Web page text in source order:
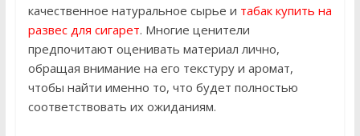
качественное натуральное сырье и табак купить на
развес для сигарет. Многие ценители
предпочитают оценивать материал лично,
обращая внимание на его текстуру и аромат,
чтобы найти именно то, что будет полностью
соответствовать их ожиданиям.